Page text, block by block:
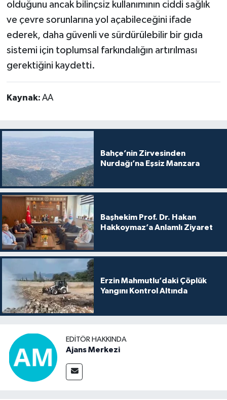
olduğunu ancak bilinçsiz kullanımının ciddi sağlık
ve çevre sorunlarına yol açabileceğini ifade
ederek, daha güvenli ve sürdürülebilir bir gıda
sistemi için toplumsal farkındalığın artırılması
gerektiğini kaydetti.
Kaynak: AA
Bahçe’nin Zirvesinden
Nurdağı’na Eşsiz Manzara
Başhekim Prof. Dr. Hakan
Hakkoymaz’a Anlamlı Ziyaret
Erzin Mahmutlu’daki Çöplük
Yangını Kontrol Altında
EDITÖR HAKKINDA
Ajans Merkezi